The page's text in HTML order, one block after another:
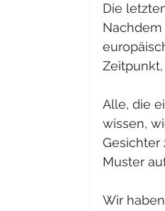
Die
Alle, die
wissen,
Gesichter
Muster
Wir